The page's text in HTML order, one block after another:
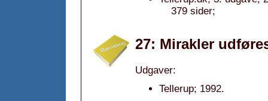
379 sider;
27: Mirakler
Udgaver:
Tellerup; 1992.